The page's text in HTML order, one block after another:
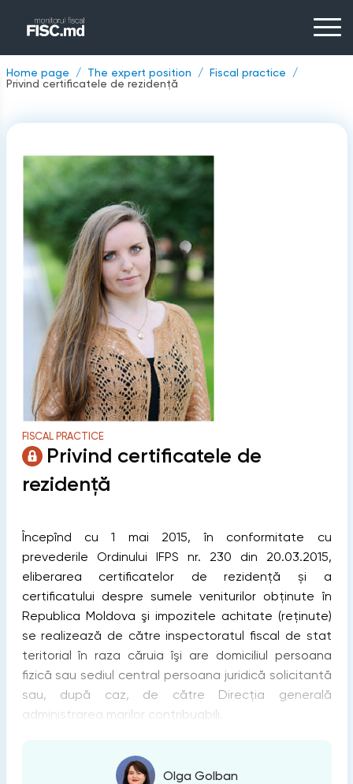
Home page The expert position
Fiscal practice
Privind certificatele de rezidență
FISCAL PRACTICE
Privind certificatele de
rezidență
Începînd cu 1 mai 2015, în conformitate cu
prevederile Ordinului IFPS nr. 230 din 20.03.2015,
eliberarea certificatelor de rezidență și a
certificatului despre sumele veniturilor obținute în
Republica Moldova şi impozitele achitate (reținute)
se realizează de către inspectoratul fiscal de stat
teritorial în raza căruia îşi are domiciliul persoana
fizică sau sediul central persoana juridică solicitantă
sau, după caz, de către Direcția generală
administrarea marilor contribuabili.
Olga Golban